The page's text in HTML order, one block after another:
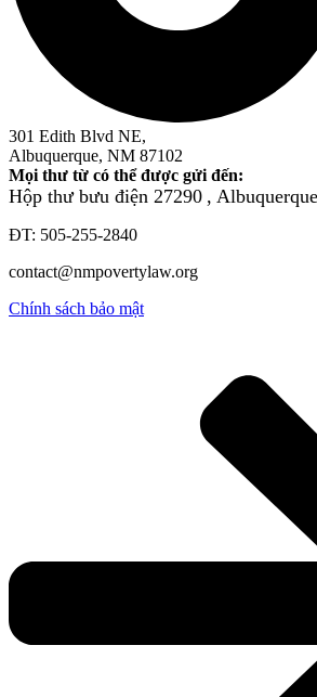
301 Edith Blvd NE,
Albuquerque, NM 87102
Mọi thư từ có thể được gửi đến:
Hộp thư bưu điện 27290 ,
ĐT: 505-255-2840
contact@nmpovertylaw.org
Chính sách bảo mật